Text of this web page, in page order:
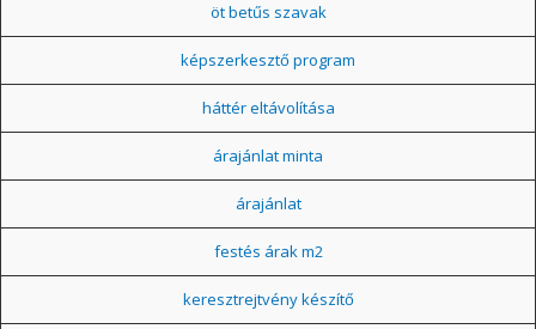
öt betűs szavak
képszerkesztő program
háttér eltávolítása
árajánlat minta
árajánlat
festés árak m2
keresztrejtvény készítő